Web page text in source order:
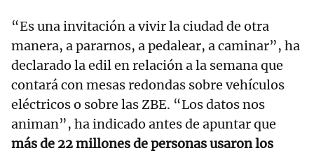
“Es una invitación a vivir la ciudad de otra
manera, a pararnos, a pedalear, a caminar”, ha
declarado la edil en relación a la semana que
contará con mesas redondas sobre vehículos
eléctricos o sobre las ZBE. “Los datos nos
animan”, ha indicado antes de apuntar que
más de 22 millones de personas usaron los